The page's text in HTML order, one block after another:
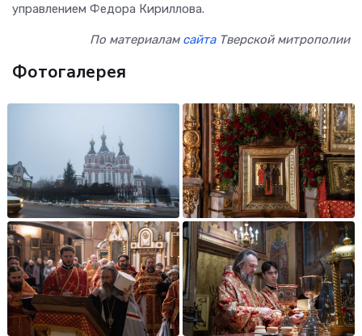
управлением Федора Кириллова.
По материалам сайтаТверской митрополии
Фотогалерея